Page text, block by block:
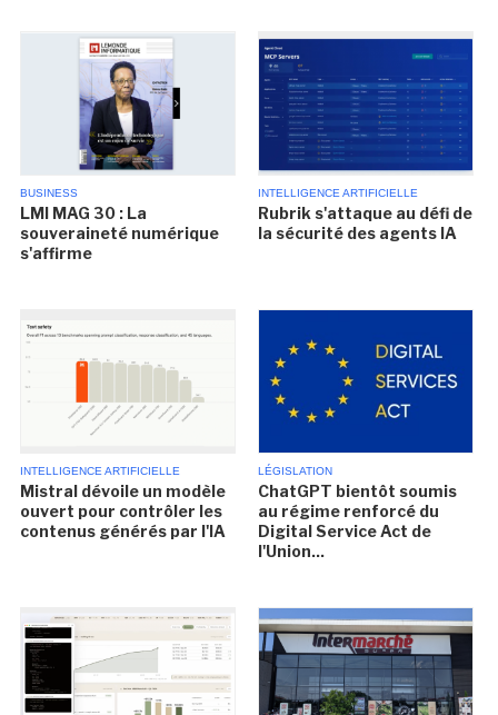
BUSINESS
LMI MAG 30 : La
souveraineté numérique
s'affirme
INTELLIGENCE ARTIFICIELLE
Rubrik s'attaque au défi de
la sécurité des agents IA
INTELLIGENCE ARTIFICIELLE
Mistral dévoile un modèle
ouvert pour contrôler les
contenus générés par l'IA
LÉGISLATION
ChatGPT bientôt soumis
au régime renforcé du
Digital Service Act de
l'Union...